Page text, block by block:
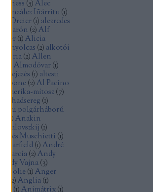
(5)Alec
González Iñárritu(1)
Dreier(1) alezredes
Cuarón (2)Alf
(1)Alicia
nyolcas (2) alkotói
(2)Allen
Almodóvar(1)
(1) altesti
Capone (2)Al Pacino
Amerika-mítosz (7)
hadsereg (1)
polgárháború
)Anakin
(1)
Muschietti (1)
Garfield(1)André
Garcia(2)Andy
Andy Vajna(3)
Jolie (1)Anger
2)Anglia(1)
(1)Animátrix(1)